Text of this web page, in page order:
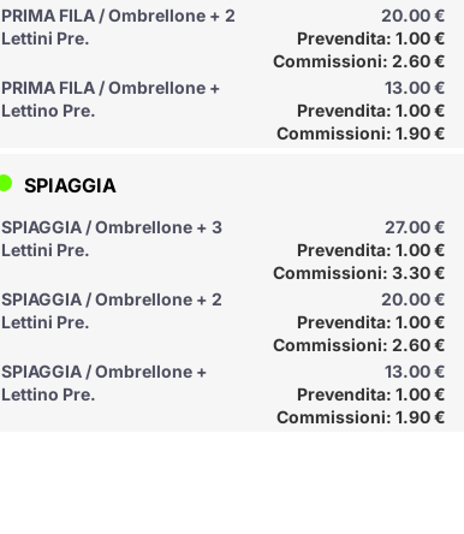
PRIMA FILA / Ombrellone + 2
Lettini Pre.
20.00 €
Prevendita: 1.00 €
Commissioni: 2.60 €
PRIMA FILA / Ombrellone +
Lettino Pre.
13.00 €
Prevendita: 1.00 €
Commissioni: 1.90 €
SPIAGGIA
SPIAGGIA / Ombrellone + 3
Lettini Pre.
27.00 €
Prevendita: 1.00 €
Commissioni: 3.30 €
SPIAGGIA / Ombrellone + 2
Lettini Pre.
20.00 €
Prevendita: 1.00 €
Commissioni: 2.60 €
SPIAGGIA / Ombrellone +
Lettino Pre.
13.00 €
Prevendita: 1.00 €
Commissioni: 1.90 €